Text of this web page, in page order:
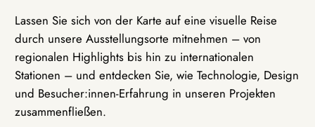
Lassen Sie sich von der Karte auf eine visuelle Reise
durch unsere Ausstellungsorte mitnehmen – von
regionalen Highlights bis hin zu internationalen
Stationen – und entdecken Sie, wie Technologie, Design
und Besucher:innen-Erfahrung in unseren Projekten
zusammenfließen.